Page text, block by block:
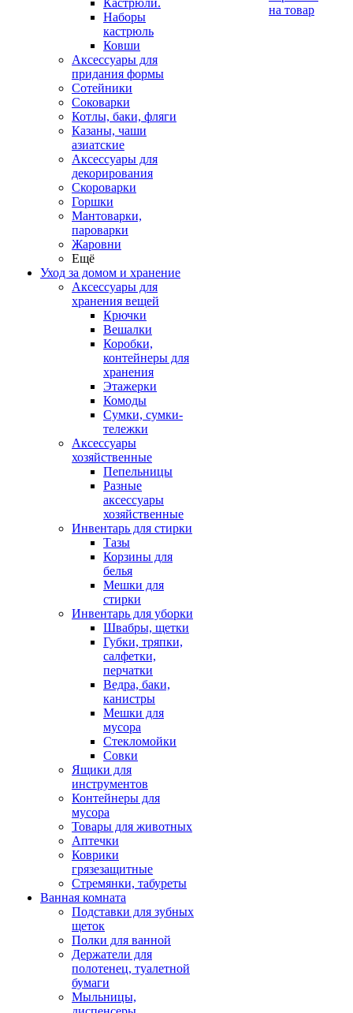
Кастрюли.
Наборы
кастрюль
Ковши
Аксессуары для
придания формы
Сотейники
Соковарки
Котлы, баки, фляги
Казаны, чаши
азиатские
Аксессуары для
декорирования
Скороварки
Горшки
Мантоварки,
пароварки
Жаровни
Ещё
Уход за домом и хранение
Аксессуары для
хранения вещей
Крючки
Вешалки
Коробки,
контейнеры для
хранения
Этажерки
Комоды
Сумки, сумки-
тележки
Аксессуары
хозяйственные
Пепельницы
Разные
аксессуары
хозяйственные
Инвентарь для стирки
Тазы
Корзины для
белья
Мешки для
стирки
Инвентарь для уборки
Швабры, щетки
Губки, тряпки,
салфетки,
перчатки
Ведра, баки,
канистры
Мешки для
мусора
Стекломойки
Совки
Ящики для
инструментов
Контейнеры для
мусора
Товары для животных
Аптечки
Коврики
грязезащитные
Стремянки, табуреты
Ванная комната
Подставки для зубных
щеток
Полки для ванной
Держатели для
полотенец, туалетной
бумаги
Мыльницы,
на товар